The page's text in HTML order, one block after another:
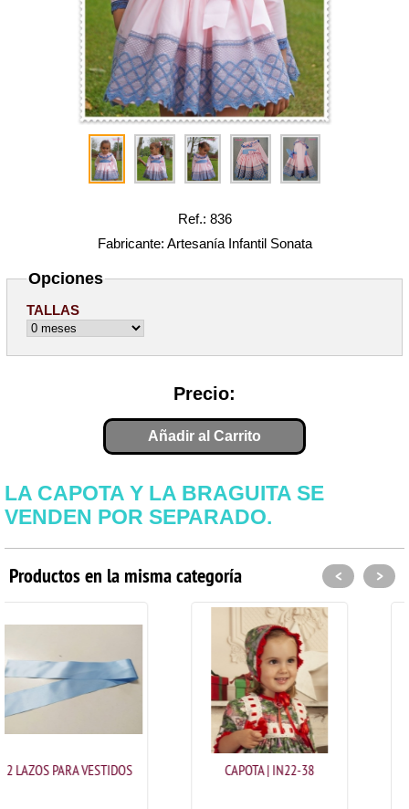
Ref.: 836
Fabricante: Artesanía Infantil Sonata
Opciones
TALLAS
Precio:
Añadir al Carrito
LA CAPOTA Y LA BRAGUITA SE
VENDEN POR SEPARADO.
Productos en la misma categoría
CAPOTA | IN22-38 CAPOTA | IN22-41
< >